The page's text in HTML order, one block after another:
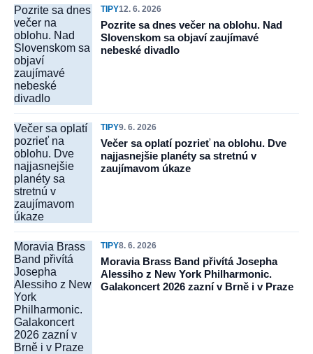
Pozrite sa dnes
večer na
oblohu. Nad
Slovenskom sa
objaví
zaujímavé
nebeské
divadlo
TIPY12. 6. 2026
Pozrite sa dnes večer na oblohu. Nad
Slovenskom sa objaví zaujímavé
nebeské divadlo
Večer sa oplatí
pozrieť na
oblohu. Dve
najjasnejšie
planéty sa
stretnú v
zaujímavom
úkaze
TIPY9. 6. 2026
Večer sa oplatí pozrieť na oblohu. Dve
najjasnejšie planéty sa stretnú v
zaujímavom úkaze
Moravia Brass
Band přivítá
Josepha
Alessiho z New
York
Philharmonic.
Galakoncert
2026 zazní v
Brně i v Praze
TIPY8. 6. 2026
Moravia Brass Band přivítá Josepha
Alessiho z New York Philharmonic.
Galakoncert 2026 zazní v Brně i v Praze